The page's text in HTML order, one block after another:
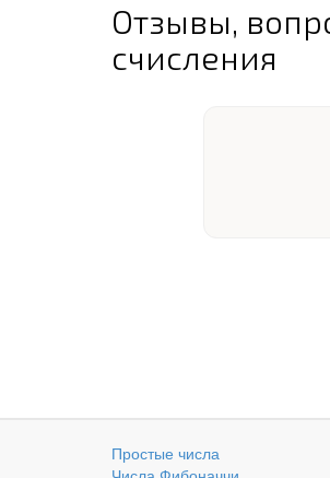
Отзывы,
счисления
Простые числа